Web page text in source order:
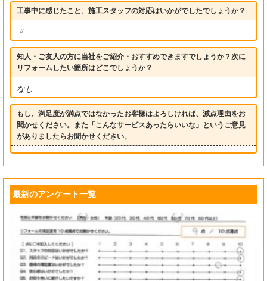
工事中に感じたこと、施工スタッフの対応はいかがでしたでしょうか？
〃
知人・ご友人の方に当社をご紹介・おすすめできますでしょうか？次に
リフォームしたい箇所はどこでしょうか？
なし
もし、満足度が満点ではなかったお客様はよろしければ、減点理由をお
聞かせください。また「こんなサービスあったらいいな」というご意見
がありましたらお聞かせください。
最新のアンケート一覧